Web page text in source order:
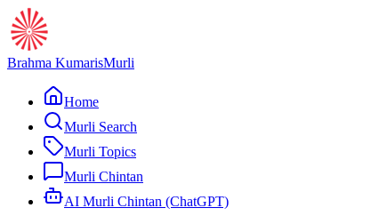
Brahma KumarisMurli
Home
Murli Search
Murli Topics
Murli Chintan
AI Murli Chintan (ChatGPT)